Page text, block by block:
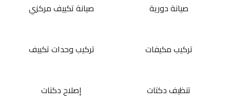
صيانة دورية صيانة تكييف مركزي
تركيب مكيفات تركيب وحدات تكييف
تنظيف دكتات إصلاح دكتات